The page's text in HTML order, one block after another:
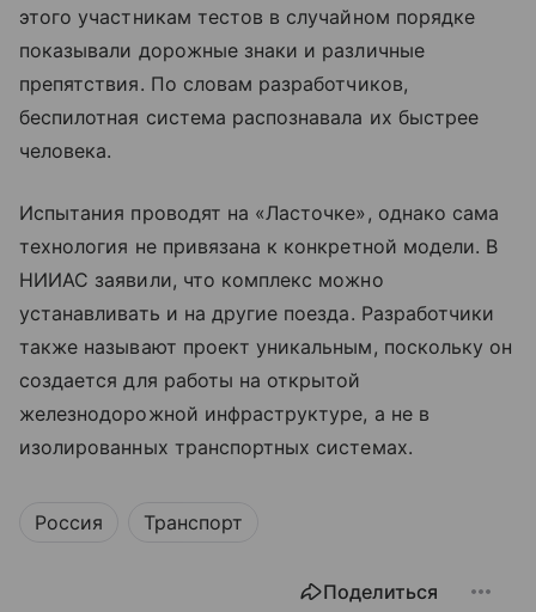
этого участникам тестов в случайном порядке
показывали дорожные знаки и различные
препятствия. По словам разработчиков,
беспилотная система распознавала их быстрее
человека.
Испытания проводят на «Ласточке», однако сама
технология не привязана к конкретной модели. В
НИИАС заявили, что комплекс можно
устанавливать и на другие поезда. Разработчики
также называют проект уникальным, поскольку он
создается для работы на открытой
железнодорожной инфраструктуре, а не в
изолированных транспортных системах.
Россия Транспорт
Поделиться